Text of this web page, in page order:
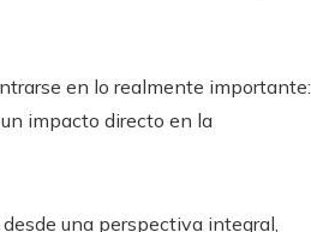
en lo realmente importante:
impacto directo en la
una perspectiva integral,